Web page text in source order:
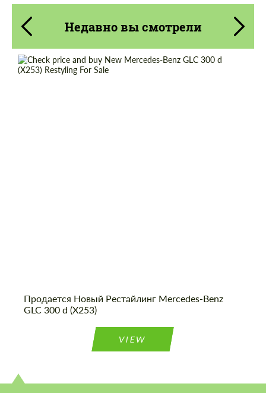
Недавно вы смотрели
Продается Новый Рестайлинг Mercedes-Benz
GLC 300 d (X253)
VIEW
Cогласиться на обработку
персональных данных
Cогласиться на обработку